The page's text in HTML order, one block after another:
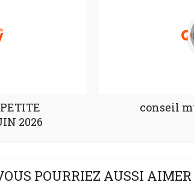
2026
conseil
POURRIEZ AUSSI AIMER